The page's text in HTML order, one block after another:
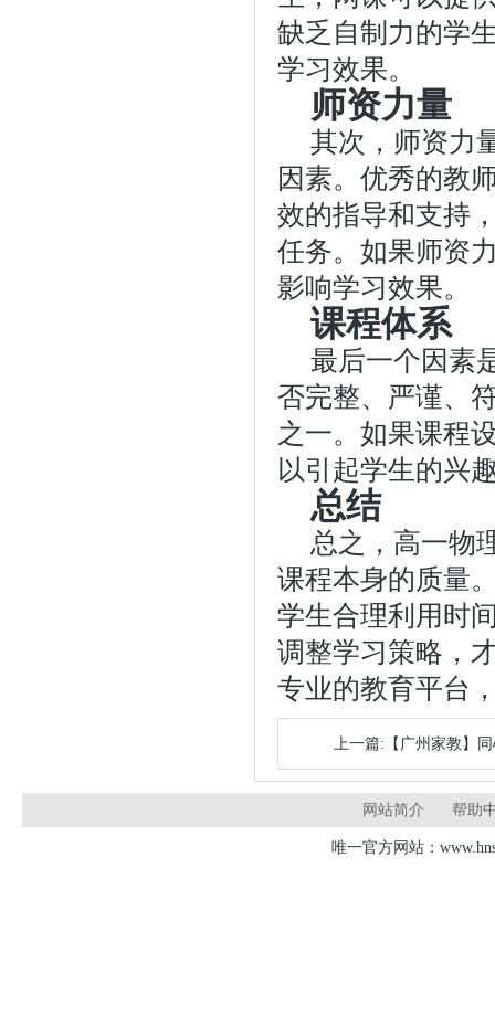
缺乏自制力的学
学习效果。
师资力量
其次，师资力
因素。优秀的教
效的指导和支持
任务。如果师资
影响学习效果。
课程体系
最后一个因素
否完整、严谨、
之一。如果课程
以引起学生的兴
总结
总之，高一物
课程本身的质量
学生合理利用时
调整学习策略，
专业的教育平台
上一篇:【广州家教】
网站简介 帮助
唯一官方网站：